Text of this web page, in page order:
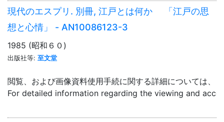
現代のエスプリ. 別冊, 江戸とは何か 「江戸の思
想と心情」 - AN10086123-3
1985 (昭和６０)
出版社等: 至文堂
閲覧、および画像資料使用手続に関する詳細については、「
For detailed information regarding the viewing and